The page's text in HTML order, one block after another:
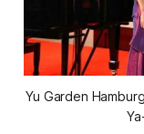
Yu Garden